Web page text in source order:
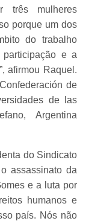
três mulheres
porque um dos
do trabalho
e a
afirmou Raquel.
de
de las
Argentina
do Sindicato
assassinato da
e a luta por
humanos e
país. Nós não